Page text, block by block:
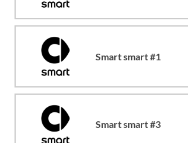
Smart smart #1
Smart smart #3